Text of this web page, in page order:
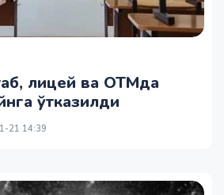
лицей ва ОТМда
ўтказилди
21 14:39